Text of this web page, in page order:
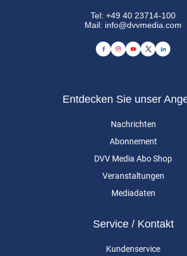
Tel:+49 40 23714-100
Mail: info@dvvmedia.com
Entdecken Sie unser
Nachrichten
Abonnement
DVV Media Abo Shop
Veranstaltungen
Mediadaten
Service / Kontakt
Kundenservice